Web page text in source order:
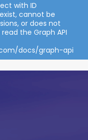
with ID
cannot be
or does not
the Graph API
docs/graph-api